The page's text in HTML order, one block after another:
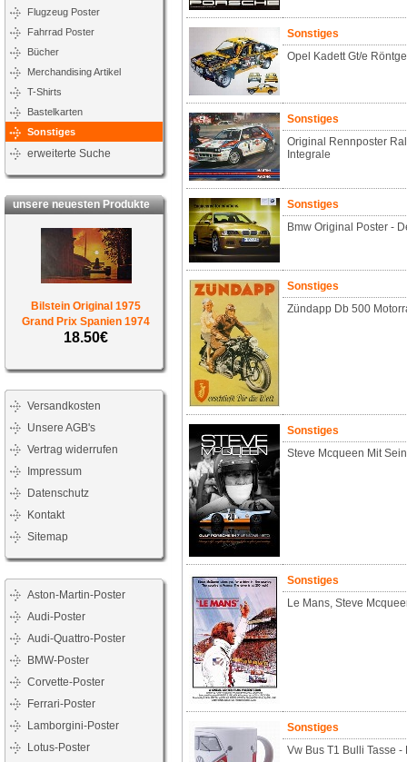
Flugzeug Poster
Fahrrad Poster
Bücher
Merchandising Artikel
T-Shirts
Bastelkarten
Sonstiges
erweiterte Suche
unsere neuesten Produkte
Bilstein Original 1975
Grand Prix Spanien 1974
18.50€
Versandkosten
Unsere AGB's
Vertrag widerrufen
Impressum
Datenschutz
Kontakt
Sitemap
Aston-Martin-Poster
Audi-Poster
Audi-Quattro-Poster
BMW-Poster
Corvette-Poster
Ferrari-Poster
Lamborgini-Poster
Lotus-Poster
Sonstiges
Opel Kadett Gt/e
Sonstiges
Original Rennposter
Integrale
Sonstiges
Bmw Original Poster -
Sonstiges
Zündapp Db 500
Sonstiges
Steve Mcqueen Mit
Sonstiges
Le Mans, Steve
Sonstiges
Vw Bus T1 Bulli Tasse -